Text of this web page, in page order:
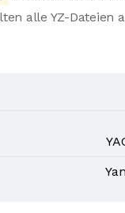
alle YZ-Dateien